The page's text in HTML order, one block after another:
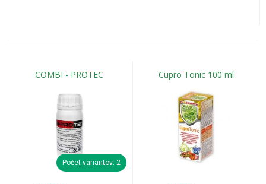
COMBI - PROTEC
Počet variantov: 2
Cupro Tonic 100 ml